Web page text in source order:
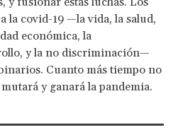
la covid-19 —la vida, la salud,
económica, la
y la no discriminación—
Cuanto más tiempo no
y ganará la pandemia.